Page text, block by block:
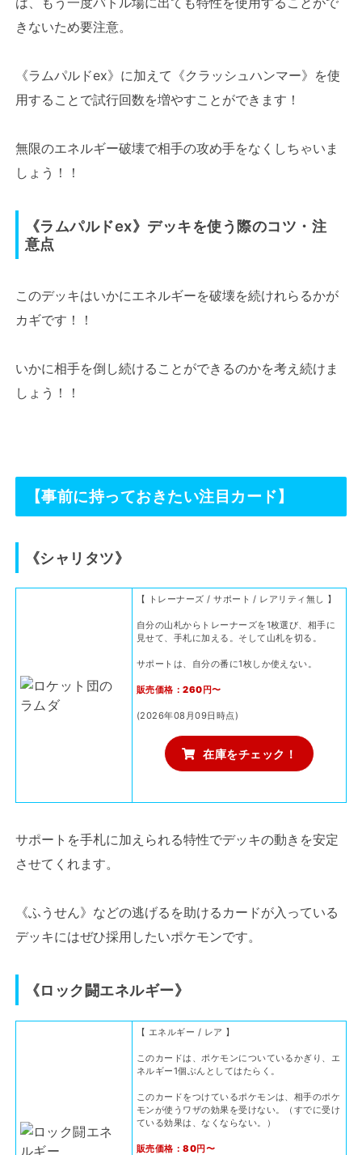
きないため要注意。
《ラムパルドex》に加えて《クラッシュハンマー》を使
用することで試行回数を増やすことができます！
無限のエネルギー破壊で相手の攻め手をなくしちゃいま
しょう！！
《ラムパルドex》デッキを使う際のコツ・注
意点
このデッキはいかにエネルギーを破壊を続けれらるかが
カギです！！
いかに相手を倒し続けることができるのかを考え続けま
しょう！！
【事前に持っておきたい注目カード】
《シャリタツ》
【 トレーナーズ / サポート / レアリティ無し 】
自分の山札からトレーナーズを1枚選び、相手に
見せて、手札に加える。そして山札を切る。
サポートは、自分の番に1枚しか使えない。
販売価格：260円〜
(2026年08月09日時点)
在庫をチェック！
サポートを手札に加えられる特性でデッキの動きを安定
させてくれます。
《ふうせん》などの逃げるを助けるカードが入っている
デッキにはぜひ採用したいポケモンです。
《ロック闘エネルギー》
【 エネルギー / レア 】
このカードは、ポケモンについているかぎり、エ
ネルギー1個ぶんとしてはたらく。
このカードをつけているポケモンは、相手のポケ
モンが使うワザの効果を受けない。（すでに受け
ている効果は、なくならない。）
販売価格：80円〜